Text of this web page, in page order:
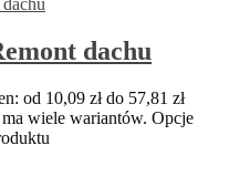
dachu
od 10,09 zł do 57,81 zł
wiele wariantów. Opcje